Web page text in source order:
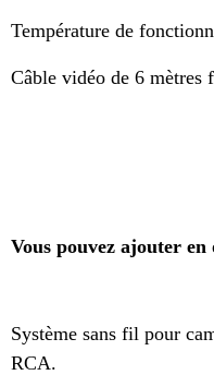
Température de
Câble vidéo de 6 mètres
Vous pouvez ajouter
Système sans fil pour
RCA.